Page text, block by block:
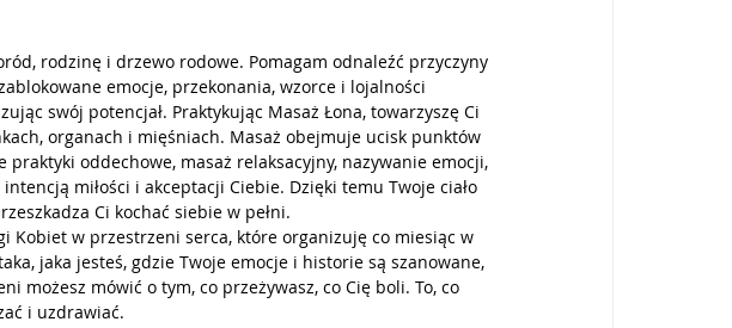
rodzinę i drzewo rodowe. Pomagam odnaleźć przyczyny
emocje, przekonania, wzorce i lojalności
swój potencjał. Praktykując Masaż Łona, towarzyszę Ci
organach i mięśniach. Masaż obejmuje ucisk punktów
oddechowe, masaż relaksacyjny, nazywanie emocji,
miłości i akceptacji Ciebie. Dzięki temu Twoje ciało
Ci kochać siebie w pełni.
Kobiet w przestrzeni serca, które organizuję co miesiąc w
jaka jesteś, gdzie Twoje emocje i historie są szanowane,
możesz mówić o tym, co przeżywasz, co Cię boli. To, co
i uzdrawiać.